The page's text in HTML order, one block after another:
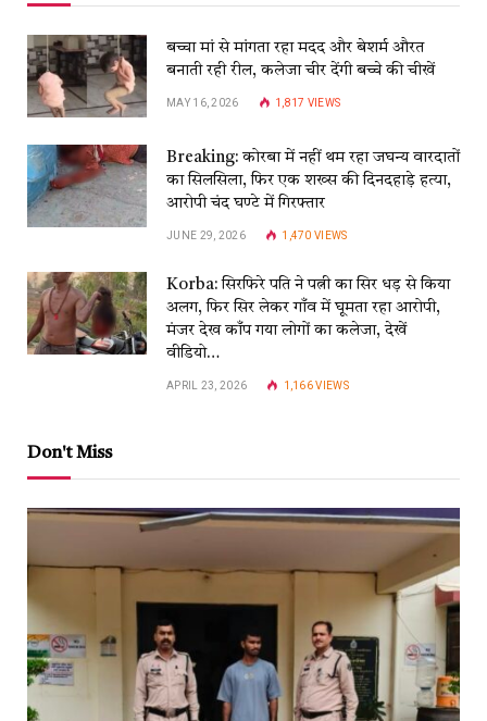
बच्चा मां से मांगता रहा मदद और बेशर्म औरत
बनाती रही रील, कलेजा चीर देंगी बच्चे की चीखें
MAY 16, 2026 1,817 VIEWS
Breaking: कोरबा में नहीं थम रहा जघन्य वारदातों
का सिलसिला, फिर एक शख्स की दिनदहाड़े हत्या,
आरोपी चंद घण्टे में गिरफ्तार
JUNE 29, 2026 1,470VIEWS
Korba: सिरफिरे पति ने पत्नी का सिर धड़ से किया
अलग, फिर सिर लेकर गाँव में घूमता रहा आरोपी,
मंजर देख काँप गया लोगों का कलेजा, देखें
वीडियो…
APRIL 23, 2026 1,166VIEWS
Don't Miss